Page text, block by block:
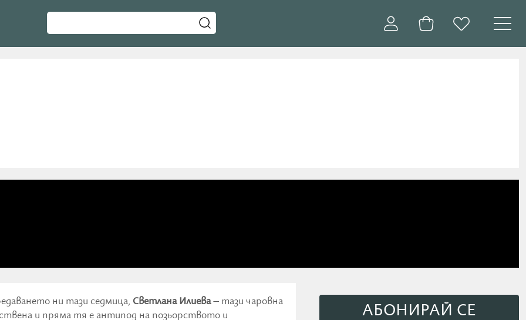
ни тази седмица, Светлана Илиева– тази чаровна
и пряма тя е антипод на позьорството и
АБОНИРАЙ СE